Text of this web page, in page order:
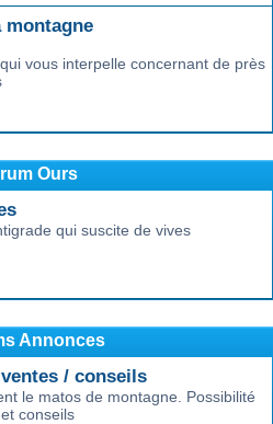
vous interpelle concernant de près
Ours
qui suscite de vives
Annonces
/ conseils
le matos de montagne. Possibilité
conseils